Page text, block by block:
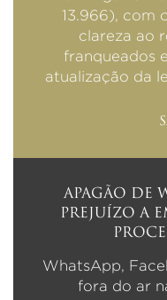
13.966), com
clareza ao
franqueados
atualização da
APAGÃO DE
PREJUÍZO A
WhatsApp,
fora do ar